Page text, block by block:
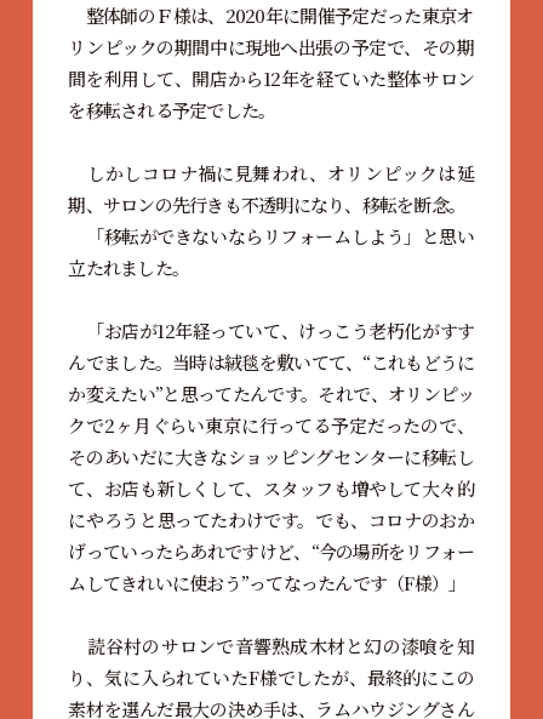
整体師のＦ様は、2020年に開催予定だった東京オ
リンピックの期間中に現地へ出張の予定で、その期
間を利用して、開店から12年を経ていた整体サロン
を移転される予定でした。
しかしコロナ禍に見舞われ、オリンピックは延
期、サロンの先行きも不透明になり、移転を断念。
「移転ができないならリフォームしよう」と思い
立たれました。
「お店が12年経っていて、けっこう老朽化がすす
んでました。当時は絨毯を敷いてて、“これもどうに
か変えたい”と思ってたんです。それで、オリンピッ
クで2ヶ月ぐらい東京に行ってる予定だったので、
そのあいだに大きなショッピングセンターに移転し
て、お店も新しくして、スタッフも増やして大々的
にやろうと思ってたわけです。でも、コロナのおか
げっていったらあれですけど、“今の場所をリフォー
ムしてきれいに使おう”ってなったんです（F様）」
読谷村のサロンで音響熟成木材と幻の漆喰を知
り、気に入られていたF様でしたが、最終的にこの
素材を選んだ最大の決め手は、ラムハウジングさん